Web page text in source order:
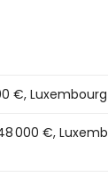
€,
000 €,